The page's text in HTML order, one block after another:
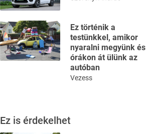
Ez történik a
testünkkel, amikor
nyaralni megyünk és
órákon át ülünk az
autóban
Vezess
Ez is érdekelhet